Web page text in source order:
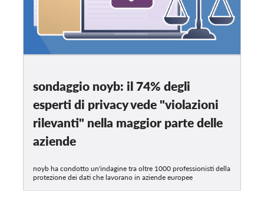
sondaggio noyb: il 74% degli
esperti di privacy vede "violazioni
rilevanti" nella maggior parte delle
aziende
noyb ha condotto un'indagine tra oltre 1000 professionisti della
protezione dei dati che lavorano in aziende europee